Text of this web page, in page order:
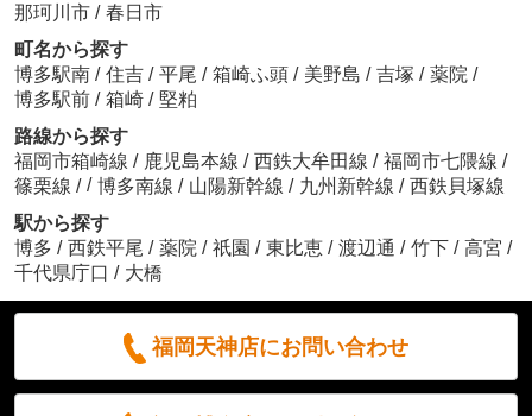
那珂川市 / 春日市
町名から探す
博多駅南 / 住吉 / 平尾 / 箱崎ふ頭 / 美野島 / 吉塚 / 薬院 /
博多駅前 / 箱崎 / 堅粕
路線から探す
福岡市箱崎線 / 鹿児島本線 / 西鉄大牟田線 / 福岡市七隈線 /
篠栗線 / / 博多南線 / 山陽新幹線 / 九州新幹線 / 西鉄貝塚線
駅から探す
博多 / 西鉄平尾 / 薬院 / 祇園 / 東比恵 / 渡辺通 / 竹下 / 高宮 /
千代県庁口 / 大橋
福岡天神店にお問い合わせ